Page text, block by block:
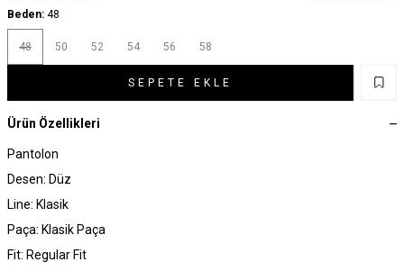
Beden: 48
48 50 52 54 56 58
SEPETE EKLE
Ürün Özellikleri
Pantolon
Desen: Düz
Line: Klasik
Paça: Klasik Paça
Fit: Regular Fit